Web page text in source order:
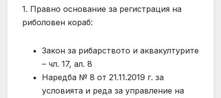
1. Правно основание за регистрация на
риболовен кораб:
Закон за рибарството и аквакултурите
– чл. 17, ал. 8
Наредба № 8 от 21.11.2019 г. за
условията и реда за управление на